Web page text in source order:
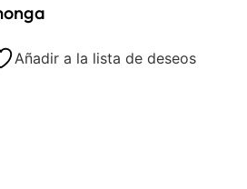
Añadir a la lista de deseos